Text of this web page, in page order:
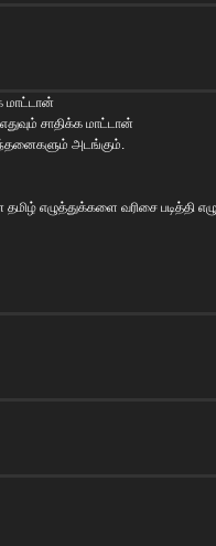
மாட்டான்
சாதிக்க மாட்டான்
அடங்கும்.
எழுத்துக்களை வரிசை படித்தி